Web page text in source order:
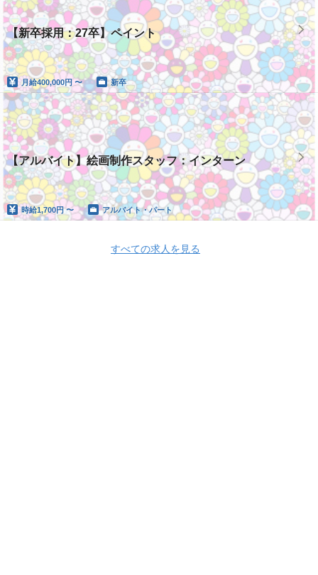
【新卒採用：27卒】ペイント
月給400,000円 〜 新卒
【アルバイト】絵画制作スタッフ：インターン
時給1,700円 〜 アルバイト・パート
すべての求人を見る